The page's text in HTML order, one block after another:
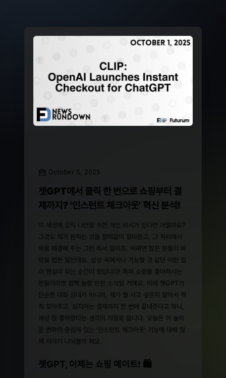
October 5, 2025
챗GPT에서 클릭 한 번으로 쇼핑부터 결
제까지? '인스턴트 체크아웃' 혁신 분석!
이 세상에 오직 나만을 위한 개인 비서가 있다면 어떨까요?
그것도 제가 원하는 것을 찰떡같이 알아듣고, 그 자리에서
바로 해결해 주는 그런 비서 말이죠. 어쩌면 많은 분들이 바
랐을 법한 일인데요. 상상 속에서나 가능할 것 같던 이런 일
이 현실이 되는 순간이 왔답니다! 특히 쇼핑을 좋아하시는
분들이라면 깜짝 놀랄 만한 소식일 거예요. 이제 챗GPT가
단순한 대화 상대가 아니라, 제가 뭘 사고 싶은지 알아서 척
척 찾아주고, 심지어는 결제까지 한 번에 끝내준다고 하니,
세상 참 좋아졌다는 생각이 저절로 듭니다. 오늘은 이 놀라
운 변화의 중심에 있는 '인스턴트 체크아웃' 기능에 대해 함
께 이야기 나눠볼까 해요.
챗GPT, 이제는 쇼핑 메이트! 🛍️